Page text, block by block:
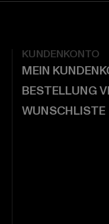
KUNDENKONTO
MEIN
BESTELLUNG
WUNSCHLISTE